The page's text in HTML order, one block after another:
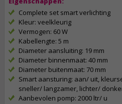
Complete set smart verlichting
Kleur: veelkleurig
Vermogen: 60 W
Kabellengte: 5 m
Diameter aansluiting: 19 mm
Diameter binnenmaat: 40 mm
Diameter buitenmaat: 70 mm
Smart aansturing: aan/ uit,
sneller/ langzamer, lichter/
Aanbevolen pomp: 2000 ltr/ u